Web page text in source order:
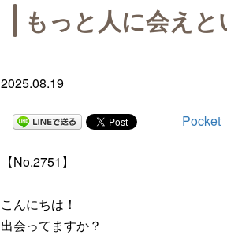
もっと人に会え
2025.08.19
Pocket
【No.2751】
こんにちは！
出会ってますか？